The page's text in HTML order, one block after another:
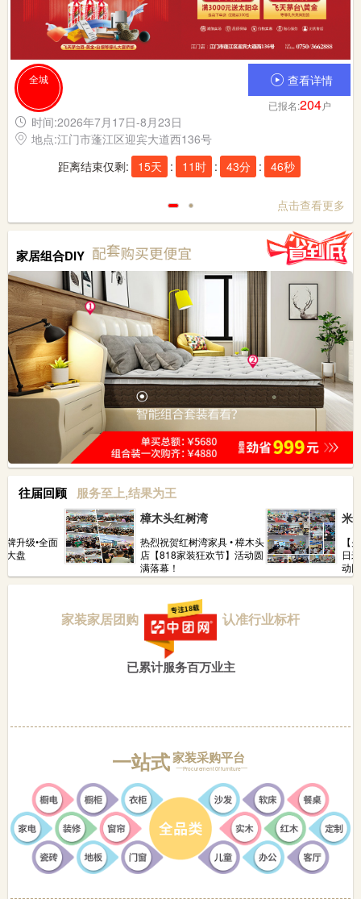
全城 查看详情
已报名:204户
时间:2026年7月17日-8月23日
地点:江门市蓬江区迎宾大道西136号
距离结束仅剩:
15天 : 11时 : 43分 : 46秒
点击查看更多
家居组合DIY
往届回顾 服务至上,结果为王
级•全面
樟木头红树湾
热烈祝贺红树湾家具 • 樟木头
店【818家装狂欢节】活动圆
满落幕！
米兰
【火爆
日米兰
动圆满
家装家居团购 认准行业标杆
已累计服务百万业主
一站式家装采购平台
Procurement 0f furniture